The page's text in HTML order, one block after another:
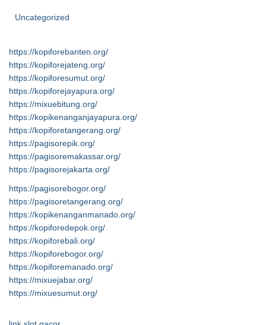
Uncategorized
https://kopiforebanten.org/
https://kopiforejateng.org/
https://kopiforesumut.org/
https://kopiforejayapura.org/
https://mixuebitung.org/
https://kopikenanganjayapura.org/
https://kopiforetangerang.org/
https://pagisorepik.org/
https://pagisoremakassar.org/
https://pagisorejakarta.org/
https://pagisorebogor.org/
https://pagisoretangerang.org/
https://kopikenanganmanado.org/
https://kopiforedepok.org/
https://kopiforebali.org/
https://kopiforebogor.org/
https://kopiforemanado.org/
https://mixuejabar.org/
https://mixuesumut.org/